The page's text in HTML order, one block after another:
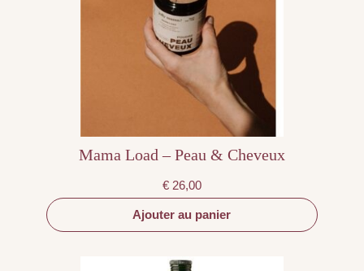
Mama Load – Peau & Cheveux
€ 26,00
Ajouter au panier